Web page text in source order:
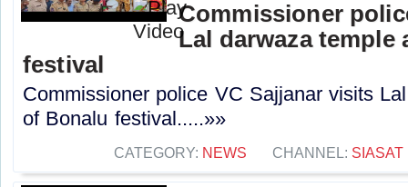
Commissioner
Lal darwaza temple
festival
Commissioner police VC Sajjanar visits
of Bonalu festival.....»»
CATEGORY: NEWS CHANNEL: SIASAT